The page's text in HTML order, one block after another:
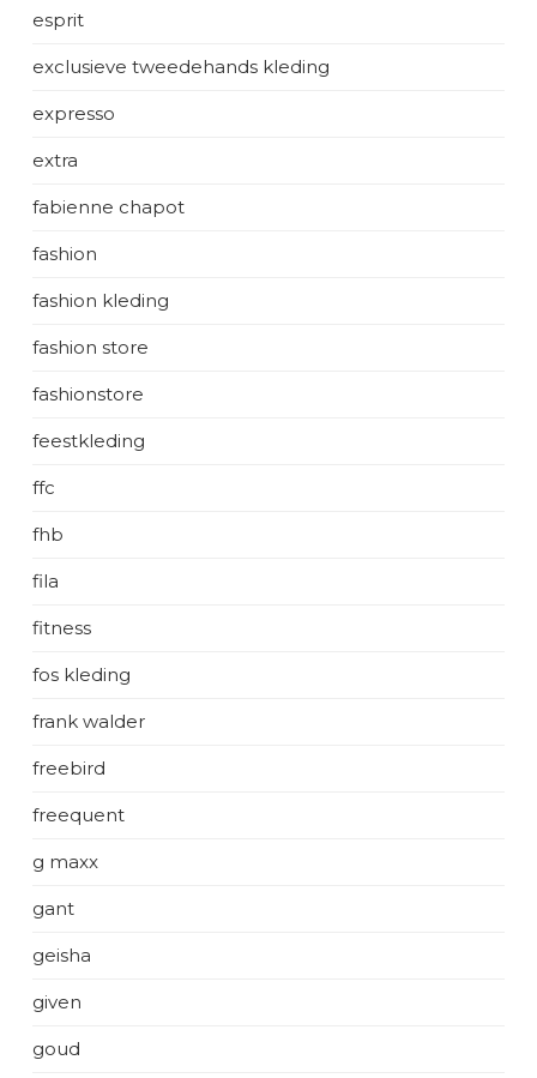
esprit
exclusieve tweedehands kleding
expresso
extra
fabienne chapot
fashion
fashion kleding
fashion store
fashionstore
feestkleding
ffc
fhb
fila
fitness
fos kleding
frank walder
freebird
freequent
g maxx
gant
geisha
given
goud